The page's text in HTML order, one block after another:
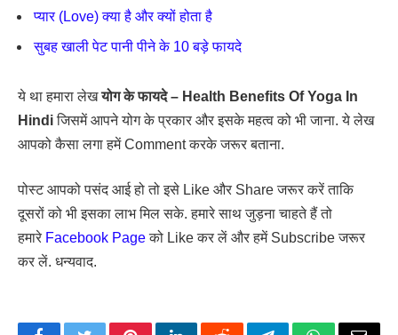
प्यार (Love) क्या है और क्यों होता है
सुबह खाली पेट पानी पीने के 10 बड़े फायदे
ये था हमारा लेखयोग के फायदे – Health Benefits Of Yoga In
Hindiजिसमें आपने योग के प्रकार और इसके महत्व को भी जाना. ये लेख
आपको कैसा लगा हमें Comment करके जरूर बताना.
पोस्ट आपको पसंद आई हो तो इसे Like और Share जरूर करें ताकि
दूसरों को भी इसका लाभ मिल सके. हमारे साथ जुड़ना चाहते हैं तो
हमारे Facebook Pageको Like कर लें और हमें Subscribe जरूर
कर लें. धन्यवाद.